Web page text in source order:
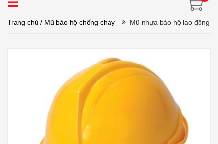
Trang chủ / Mũ bảo hộ chống cháy Mũ nhựa bảo hộ lao động